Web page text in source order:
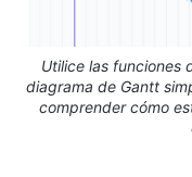
Utilice las funciones
diagrama de Gantt
comprender cómo